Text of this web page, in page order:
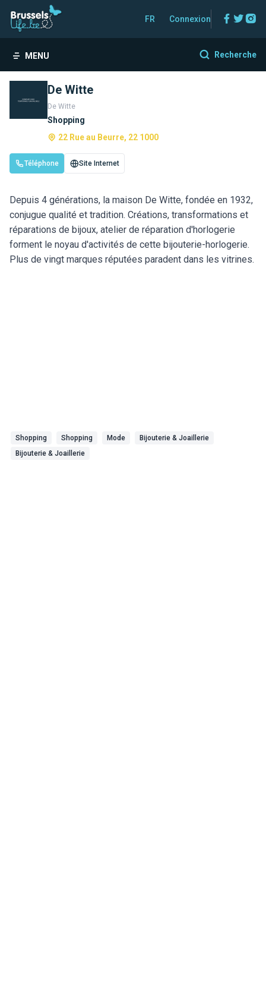
FR Connexion
MENU Recherche
De Witte
De Witte
Shopping
22 Rue au Beurre, 22 1000
Téléphone Site Internet
Depuis 4 générations, la maison De Witte, fondée en 1932,
conjugue qualité et tradition. Créations, transformations et
réparations de bijoux, atelier de réparation d'horlogerie
forment le noyau d'activités de cette bijouterie-horlogerie.
Plus de vingt marques réputées paradent dans les vitrines.
Shopping Shopping Mode
Bijouterie & Joaillerie
Bijouterie & Joaillerie